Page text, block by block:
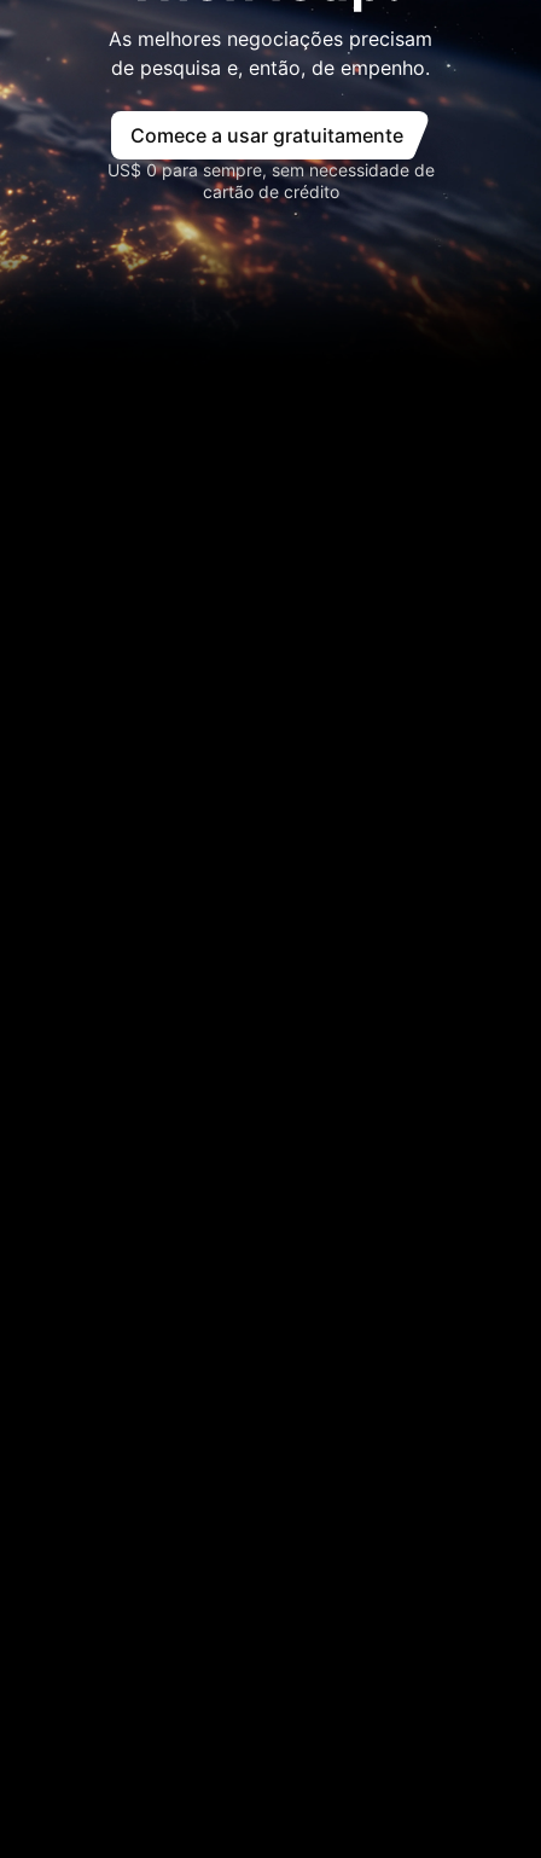
As melhores negociações precisam
de pesquisa e, então, de empenho.
Comece a usar gratuitamente
US$ 0 para sempre, sem necessidade de
cartão de crédito